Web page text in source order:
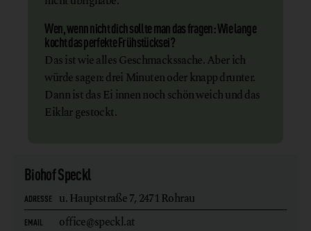
Wen, wenn nicht dich sollte man das fragen: Wie lange
kocht das perfekte Frühstücksei?
Das ist wie alles Geschmackssache. Aber ich
würde sagen: drei Minuten oder knapp drunter.
Dann ist das Ei innen noch schön weich und das
Eiklar gestockt.
Biohof Speckl
ADRESSE u. Hauptstraße 7, 2471 Rohrau
EMAIL office@speckl.at